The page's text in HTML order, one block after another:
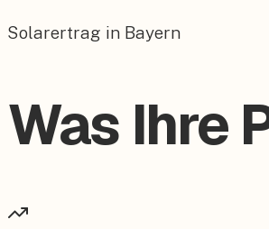
Solarertrag in Bayern
Was Ihre